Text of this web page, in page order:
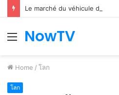
Le marché du véhicule
Menu
NowTV
Home / โลก
โลก